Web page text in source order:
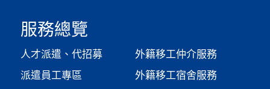
服務總覽
人才派遣、代招募
派遣員工專區
外籍移工仲介服務
外籍移工宿舍服務